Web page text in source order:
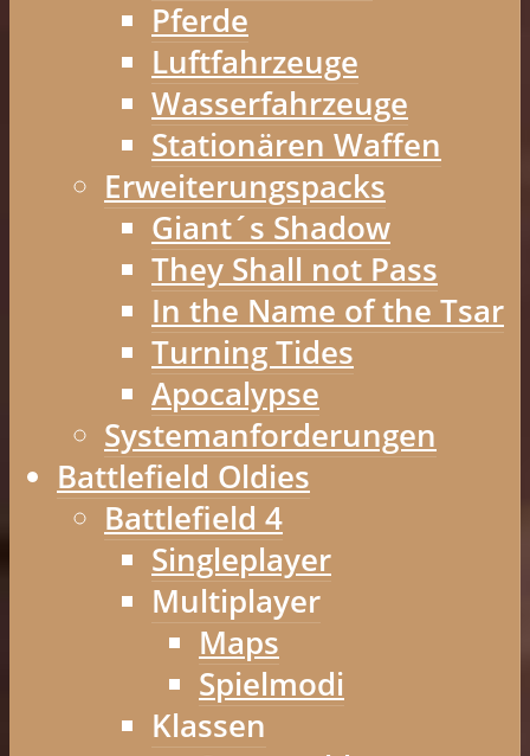
Pferde
Luftfahrzeuge
Wasserfahrzeuge
Stationären Waffen
Erweiterungspacks
Giant´s Shadow
They Shall not Pass
In the Name of the Tsar
Turning Tides
Apocalypse
Systemanforderungen
Battlefield Oldies
Battlefield 4
Singleplayer
Multiplayer
Maps
Spielmodi
Klassen